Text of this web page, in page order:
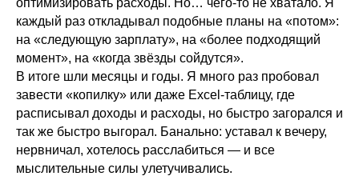
оптимизировать расходы. Но… чего-то не хватало. Я
каждый раз откладывал подобные планы на «потом»:
на «следующую зарплату», на «более подходящий
момент», на «когда звёзды сойдутся».
В итоге шли месяцы и годы. Я много раз пробовал
завести «копилку» или даже Excel-таблицу, где
расписывал доходы и расходы, но быстро загорался и
так же быстро выгорал. Банально: уставал к вечеру,
нервничал, хотелось расслабиться — и все
мыслительные силы улетучивались.